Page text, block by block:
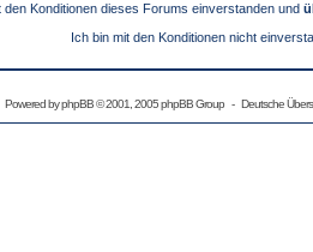
den Konditionen dieses Forums einverstanden und
Ich bin mit den Konditionen nicht
Powered byphpBB© 2001, 2005 phpBB Group - Deutsche